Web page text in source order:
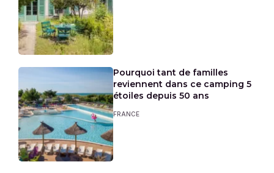
Pourquoi tant de familles
reviennent dans ce camping 5
étoiles depuis 50 ans
FRANCE